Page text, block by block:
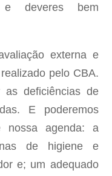
deveres bem
externa e
pelo CBA.
as deficiências de
E poderemos
nossa agenda: a
de higiene e
e; um adequado